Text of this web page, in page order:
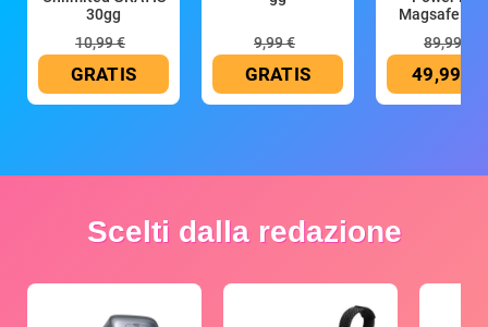
30gg
10,99 €
GRATIS
9,99 €
GRATIS
Magsafe
89,99 €
49,99 €
Scelti dalla redazione